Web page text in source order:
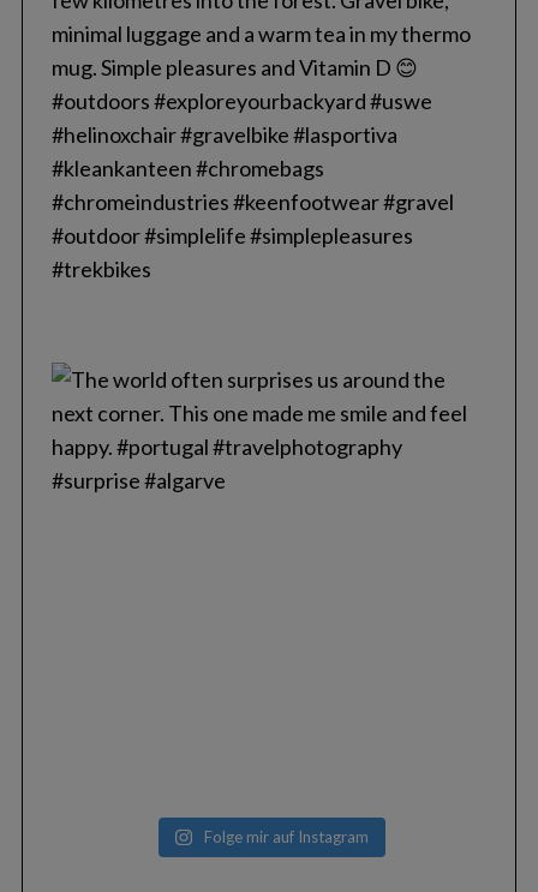
Folge mir auf Instagram